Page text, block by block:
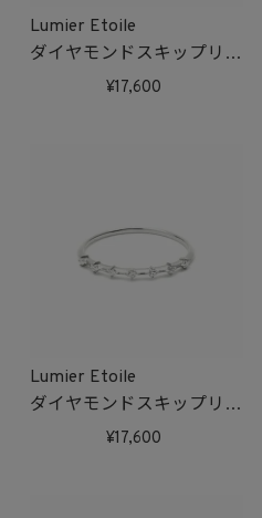
Lumier Etoile
ダイヤモンドスキップリン
グ(ゴールド)17,600
Lumier Etoile
ダイヤモンドスキップリン
グ(ホワイトゴールド)
17,600